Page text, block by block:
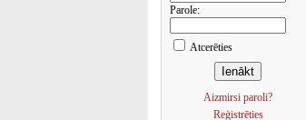
Parole:
Atcerēties
Aizmirsi paroli?
Reģistrēties